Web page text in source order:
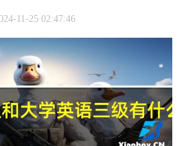
11-25 02:47:46